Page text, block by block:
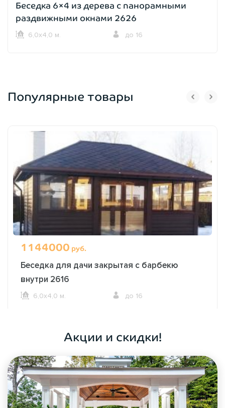
Беседка 6×4 из дерева с панорамными
раздвижными окнами 2626
6,0х4,0 м. до 16
Популярные товары
1144000 руб.
Беседка для дачи закрытая с барбекю
внутри 2616
6,0х4,0 м. до 16
Акции и скидки!